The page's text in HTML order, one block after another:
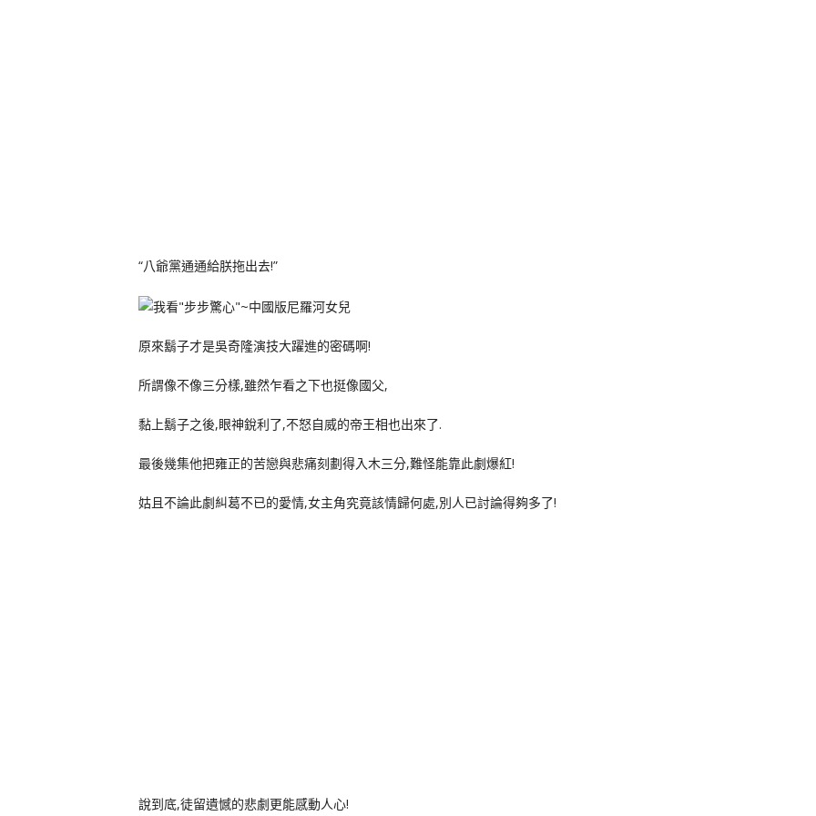
“八爺黨通通給朕拖出去!”
原來鬍子才是吳奇隆演技大躍進的密碼啊!
所謂像不像三分樣,雖然乍看之下也挺像國父,
黏上鬍子之後,眼神銳利了,不怒自威的帝王相也出來了.
最後幾集他把雍正的苦戀與悲痛刻劃得入木三分,難怪能靠此劇爆紅!
姑且不論此劇糾葛不已的愛情,女主角究竟該情歸何處,別人已討論得夠多了!
說到底,徒留遺憾的悲劇更能感動人心!